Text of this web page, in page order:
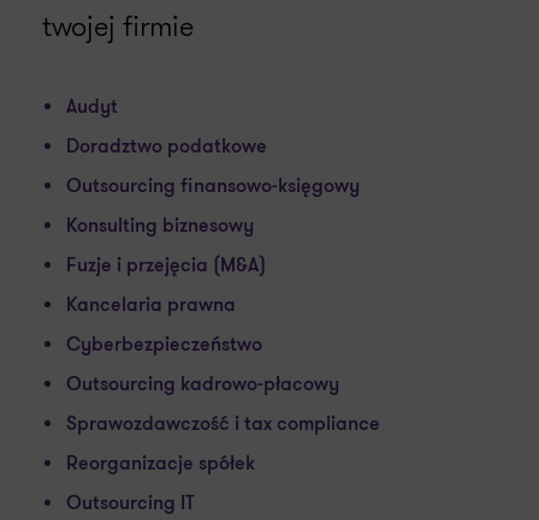
twojej firmie
Audyt
Doradztwo podatkowe
Outsourcing finansowo-księgowy
Konsulting biznesowy
Fuzje i przejęcia (M&A)
Kancelaria prawna
Cyberbezpieczeństwo
Outsourcing kadrowo-płacowy
Sprawozdawczość i tax compliance
Reorganizacje spółek
Outsourcing IT